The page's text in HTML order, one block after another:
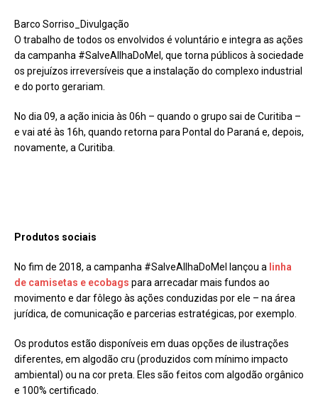
Barco Sorriso_Divulgação
O trabalho de todos os envolvidos é voluntário e integra as ações
da campanha #SalveAIlhaDoMel, que torna públicos à sociedade
os prejuízos irreversíveis que a instalação do complexo industrial
e do porto gerariam.
No dia 09, a ação inicia às 06h – quando o grupo sai de Curitiba –
e vai até às 16h, quando retorna para Pontal do Paraná e, depois,
novamente, a Curitiba.
Produtos sociais
No fim de 2018, a campanha #SalveAIlhaDoMel lançou a linha
de camisetas e ecobags para arrecadar mais fundos ao
movimento e dar fôlego às ações conduzidas por ele – na área
jurídica, de comunicação e parcerias estratégicas, por exemplo.
Os produtos estão disponíveis em duas opções de ilustrações
diferentes, em algodão cru (produzidos com mínimo impacto
ambiental) ou na cor preta. Eles são feitos com algodão orgânico
e 100% certificado.